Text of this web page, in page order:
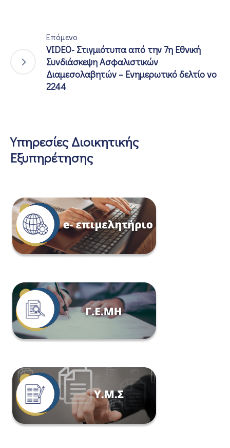
Επόμενο
VIDEO- Στιγμιότυπα από την 7η Εθνική
Συνδιάσκεψη Ασφαλιστικών
Διαμεσολαβητών – Ενημερωτικό δελτίο νο
2244
Υπηρεσίες Διοικητικής
Εξυπηρέτησης